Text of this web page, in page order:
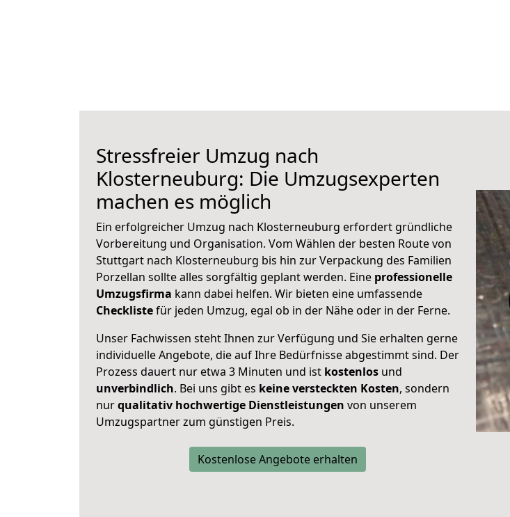
Stressfreier Umzug nach
Klosterneuburg: Die Umzugsexperten
machen es möglich
Ein erfolgreicher Umzug nach Klosterneuburg erfordert gründliche
Vorbereitung und Organisation. Vom Wählen der besten Route von
Stuttgart nach Klosterneuburg bis hin zur Verpackung des Familien
Porzellan sollte alles sorgfältig geplant werden. Eine professionelle
Umzugsfirma kann dabei helfen. Wir bieten eine umfassende
Checklistefür jeden Umzug, egal ob in der Nähe oder in der Ferne.
Unser Fachwissen steht Ihnen zur Verfügung und Sie erhalten gerne
individuelle Angebote, die auf Ihre Bedürfnisse abgestimmt sind. Der
Prozess dauert nur etwa 3 Minuten und ist kostenlos und
unverbindlich. Bei uns gibt es keine versteckten Kosten, sondern
nurqualitativ hochwertige Dienstleistungen von unserem
Umzugspartner zum günstigen Preis.
Kostenlose Angebote erhalten